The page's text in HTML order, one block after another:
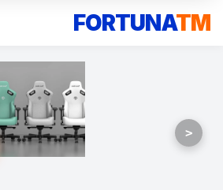
FORTUNATM
>